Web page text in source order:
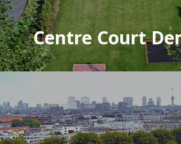
Centre Court